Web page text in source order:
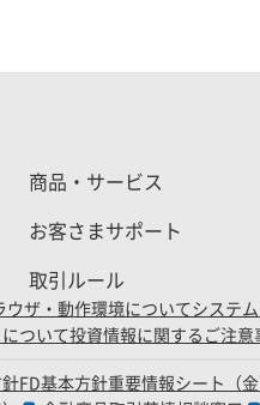
商品・サービス
お客さまサポート
取引ルール
ウザ・動作環境についてシステ
ついて投資情報に関するご注意
FD基本方針重要情報シート（金